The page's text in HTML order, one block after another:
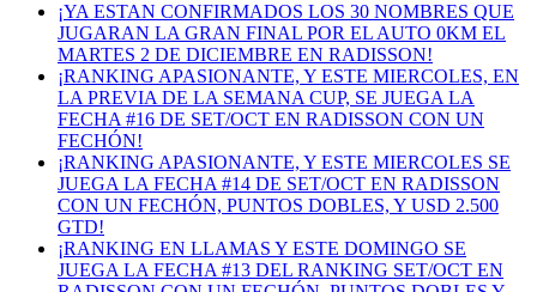
¡YA ESTAN CONFIRMADOS LOS 30 NOMBRES QUE
JUGARAN LA GRAN FINAL POR EL AUTO 0KM EL
MARTES 2 DE DICIEMBRE EN RADISSON!
¡RANKING APASIONANTE, Y ESTE MIERCOLES, EN
LA PREVIA DE LA SEMANA CUP, SE JUEGA LA
FECHA #16 DE SET/OCT EN RADISSON CON UN
FECHÓN!
¡RANKING APASIONANTE, Y ESTE MIERCOLES SE
JUEGA LA FECHA #14 DE SET/OCT EN RADISSON
CON UN FECHÓN, PUNTOS DOBLES, Y USD 2.500
GTD!
¡RANKING EN LLAMAS Y ESTE DOMINGO SE
JUEGA LA FECHA #13 DEL RANKING SET/OCT EN